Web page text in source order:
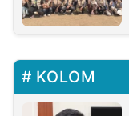
KOLOM